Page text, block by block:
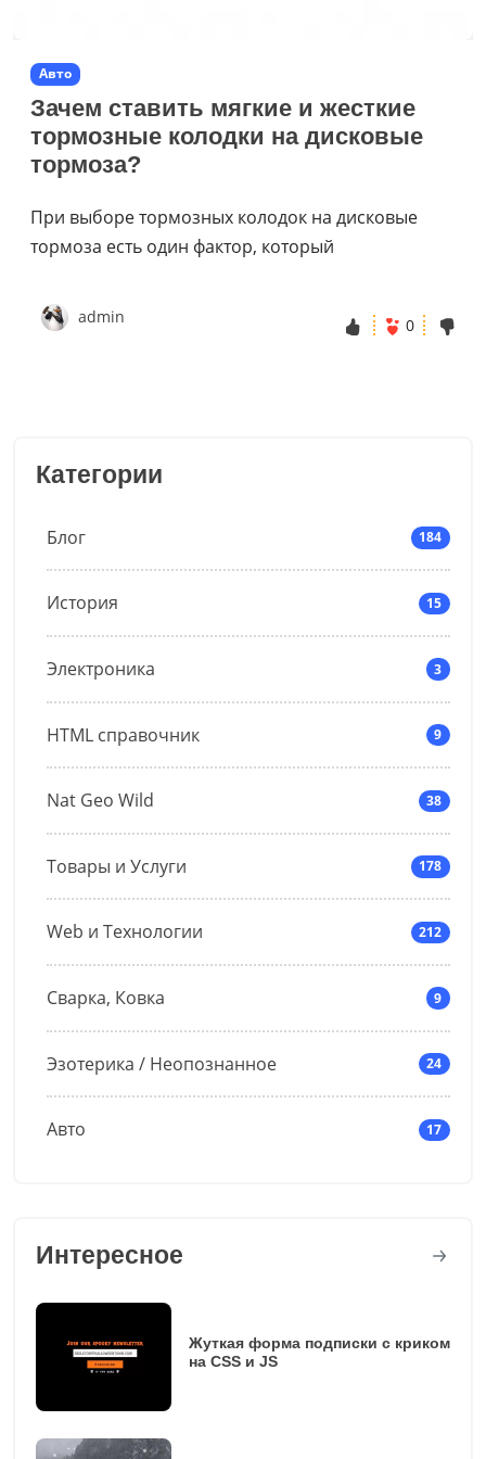
Категории
Блог 184
История 15
Электроника 3
HTML справочник 9
Nat Geo Wild 38
Товары и Услуги 178
Web и Технологии 212
Сварка, Ковка 9
Эзотерика / Неопознанное 24
Авто 17
Интересное
Жуткая форма подписки с криком
на CSS и JS
Авто
Зачем ставить мягкие и жесткие
тормозные колодки на дисковые
тормоза?
При выборе тормозных колодок на дисковые
тормоза есть один фактор, который
admin 0